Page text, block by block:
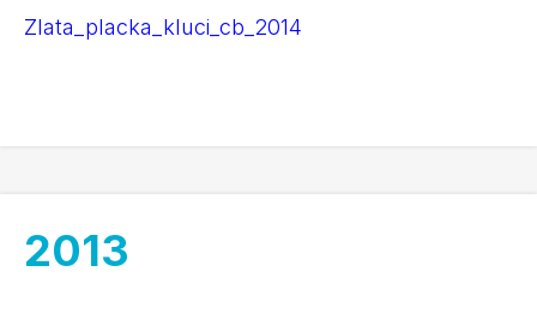
Zlata_placka_kluci_cb_2014
2013